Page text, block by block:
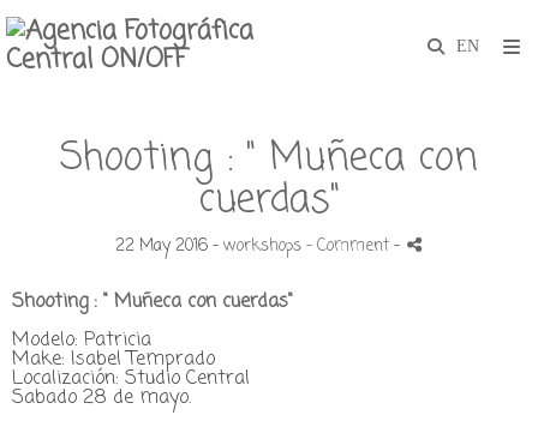
Shooting : " Muñeca con
cuerdas"
22 May 2016 -workshops - Comment-
Shooting : " Muñeca con cuerdas"
Modelo: Patricia
Make: Isabel Temprado
Localización: Studio Central
Sabado 28 de mayo.